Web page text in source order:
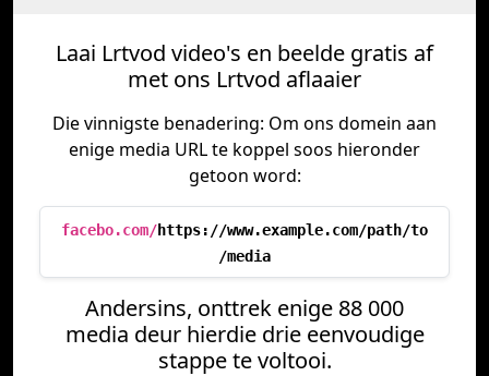
Laai Lrtvod video's en beelde gratis af
met ons Lrtvod aflaaier
Die vinnigste benadering: Om ons domein aan
enige media URL te koppel soos hieronder
getoon word:
facebo.com/https://www.example.com/path/to
/media
Andersins, onttrek enige 88 000
media deur hierdie drie eenvoudige
stappe te voltooi.